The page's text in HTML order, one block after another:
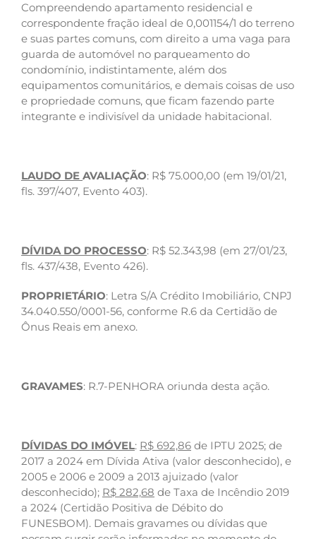
Compreendendo apartamento residencial e
correspondente fração ideal de 0,001154/1 do terreno
e suas partes comuns, com direito a uma vaga para
guarda de automóvel no parqueamento do
condomínio, indistintamente, além dos
equipamentos comunitários, e demais coisas de uso
e propriedade comuns, que ficam fazendo parte
integrante e indivisível da unidade habitacional.
LAUDO DE AVALIAÇÃO: R$ 75.000,00 (em 19/01/21,
fls. 397/407, Evento 403).
DÍVIDA DO PROCESSO: R$ 52.343,98 (em 27/01/23,
fls. 437/438, Evento 426).
PROPRIETÁRIO: Letra S/A Crédito Imobiliário, CNPJ
34.040.550/0001-56, conforme R.6 da Certidão de
Ônus Reais em anexo.
GRAVAMES: R.7-PENHORA oriunda desta ação.
DÍVIDAS DO IMÓVEL: R$ 692,86 de IPTU 2025; de
2017 a 2024 em Dívida Ativa (valor desconhecido), e
2005 e 2006 e 2009 a 2013 ajuizado (valor
desconhecido); R$ 282,68 de Taxa de Incêndio 2019
a 2024 (Certidão Positiva de Débito do
FUNESBOM). Demais gravames ou dívidas que